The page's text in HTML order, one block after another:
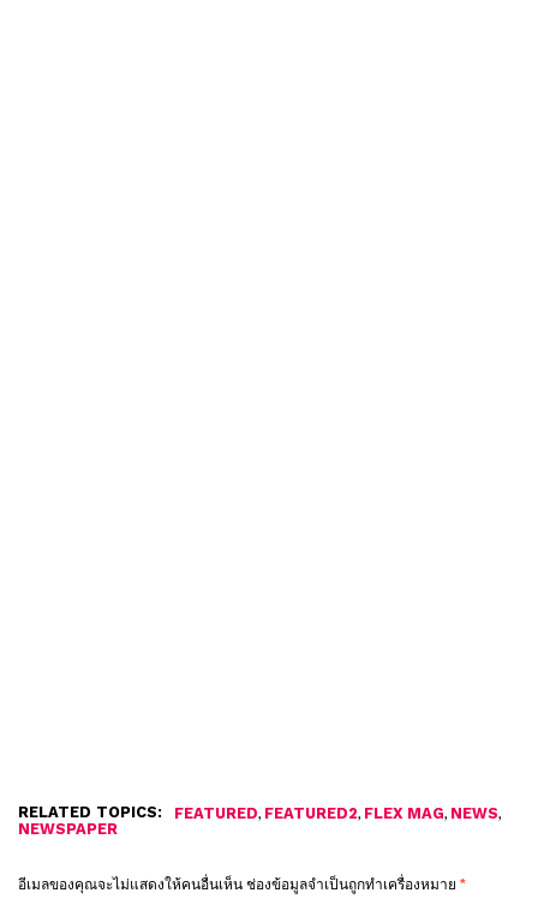
RELATED TOPICS: FEATURED, FEATURED2, FLEX MAG, NEWS,
NEWSPAPER
อีเมลของคุณจะไม่แสดงให้คนอื่นเห็น ช่องข้อมูลจำเป็นถูกทำเครื่องหมาย *